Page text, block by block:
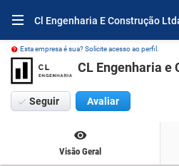
Cl Engenharia E Construção
Esta empresa é sua? Solicite acesso ao perfil.
CL Engenharia e
Seguir Avaliar
Visão Geral